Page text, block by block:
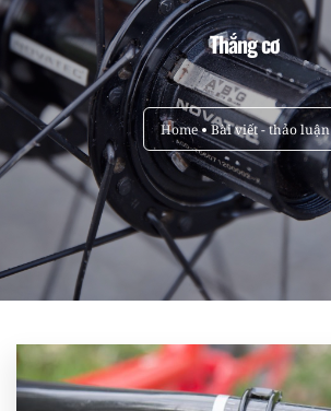
Sản phẩm
Hỏi đáp nhanh
Nhật ký sửa chữa
About
Login
Thắng cơ
Home Bài viết - thảo luận